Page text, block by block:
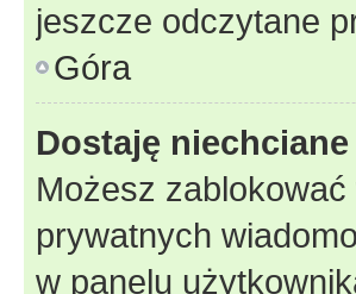
jeszcze odczytane
Góra
Dostaję
Możesz
prywatnych
w panelu